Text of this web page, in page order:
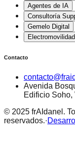
Agentes de IA
Consultoría
Gemelo Digital
Electromovilidad
Contacto
Avenida
Edificio
© 2025 frAIdanel.
reservados.·